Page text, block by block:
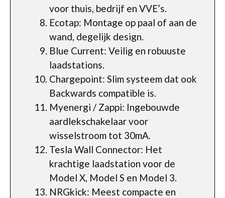
voor thuis, bedrijf en VVE’s.
Ecotap: Montage op paal of aan de
wand, degelijk design.
Blue Current: Veilig en robuuste
laadstations.
Chargepoint: Slim systeem dat ook
Backwards compatible is.
Myenergi / Zappi: Ingebouwde
aardlekschakelaar voor
wisselstroom tot 30mA.
Tesla Wall Connector: Het
krachtige laadstation voor de
Model X, Model S en Model 3.
NRGkick: Meest compacte en